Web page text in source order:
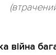
війна